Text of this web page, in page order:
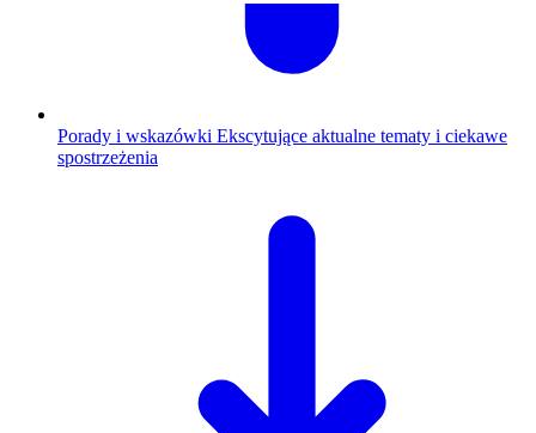
Porady i wskazówki Ekscytujące aktualne tematy i ciekawe
spostrzeżenia